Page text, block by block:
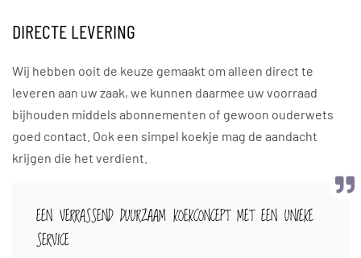
DIRECTE LEVERING
Wij hebben ooit de keuze gemaakt om alleen direct te
leveren aan uw zaak, we kunnen daarmee uw voorraad
bijhouden middels abonnementen of gewoon ouderwets
goed contact. Ook een simpel koekje mag de aandacht
krijgen die het verdient.
EEN VERRASSEND DUURZAAM KOEKCONCEPT MET EEN UNIEKE
SERVICE